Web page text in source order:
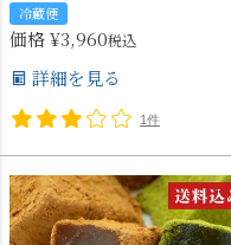
冷蔵便
価格¥3,960税込
詳細を見る
1件